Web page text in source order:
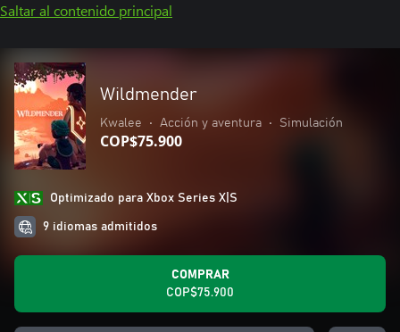
Saltar al contenido principal
Wildmender
Kwalee • Acción y aventura • Simulación
COP$75.900
Optimizado para Xbox Series X|S
9 idiomas admitidos
COMPRAR
COP$75.900